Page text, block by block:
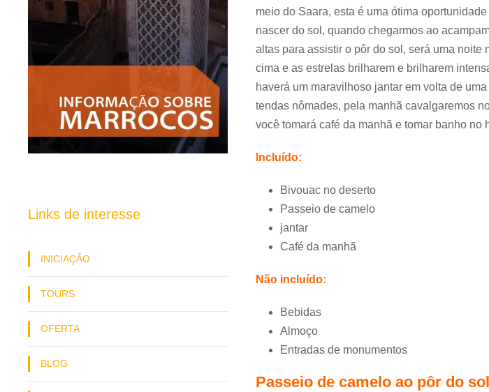
meio do Saara, esta é uma ótima
nascer do sol, quando chegarmos ao
altas para assistir o pôr do sol, será uma
cima e as estrelas brilharem e brilharem
haverá um maravilhoso jantar em volta de
tendas nômades, pela manhã cavalgaremos
você tomará café da manhã e tomar banho no
Incluído:
Bivouac no deserto
Passeio de camelo
jantar
Café da manhã
Não incluído:
Bebidas
Almoço
Entradas de monumentos
Passeio de camelo ao pôr do
Links de interesse
INICIAÇÃO
TOURS
OFERTA
BLOG